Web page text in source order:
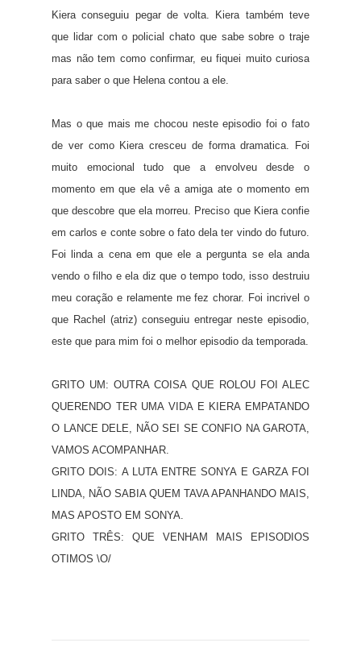
Kiera conseguiu pegar de volta. Kiera também teve
que lidar com o policial chato que sabe sobre o traje
mas não tem como confirmar, eu fiquei muito curiosa
para saber o que Helena contou a ele.
Mas o que mais me chocou neste episodio foi o fato
de ver como Kiera cresceu de forma dramatica. Foi
muito emocional tudo que a envolveu desde o
momento em que ela vê a amiga ate o momento em
que descobre que ela morreu. Preciso que Kiera confie
em carlos e conte sobre o fato dela ter vindo do futuro.
Foi linda a cena em que ele a pergunta se ela anda
vendo o filho e ela diz que o tempo todo, isso destruiu
meu coração e relamente me fez chorar. Foi incrivel o
que Rachel (atriz) conseguiu entregar neste episodio,
este que para mim foi o melhor episodio da temporada.
GRITO UM: OUTRA COISA QUE ROLOU FOI ALEC
QUERENDO TER UMA VIDA E KIERA EMPATANDO
O LANCE DELE, NÃO SEI SE CONFIO NA GAROTA,
VAMOS ACOMPANHAR.
GRITO DOIS: A LUTA ENTRE SONYA E GARZA FOI
LINDA, NÃO SABIA QUEM TAVA APANHANDO MAIS,
MAS APOSTO EM SONYA.
GRITO TRÊS: QUE VENHAM MAIS EPISODIOS
OTIMOS \O/